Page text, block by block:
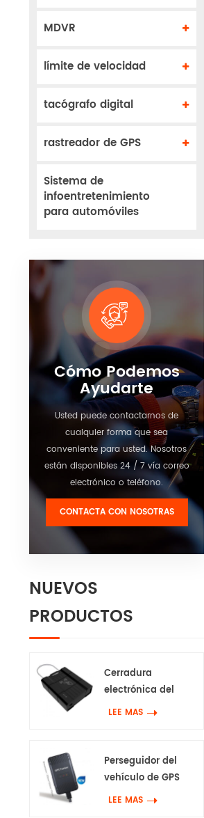
MDVR
límite de velocidad
tacógrafo digital
rastreador de GPS
Sistema de
infoentretenimiento
para automóviles
Cómo Podemos
Ayudarte
Usted puede contactarnos de
cualquier forma que sea
conveniente para usted. Nosotros
están disponibles 24 / 7 vía correo
electrónico o teléfono.
CONTACTA CON NOSOTRAS
NUEVOS
PRODUCTOS
Cerradura
electrónica del
perseguidor de 4G
LEE MAS
Perseguidor del
vehículo de GPS
impermeable 4G
LEE MAS